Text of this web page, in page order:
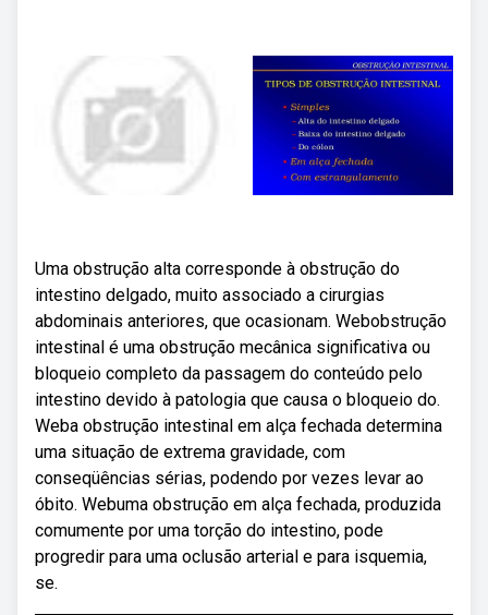
Uma obstrução alta corresponde à obstrução do
intestino delgado, muito associado a cirurgias
abdominais anteriores, que ocasionam. Webobstrução
intestinal é uma obstrução mecânica significativa ou
bloqueio completo da passagem do conteúdo pelo
intestino devido à patologia que causa o bloqueio do.
Weba obstrução intestinal em alça fechada determina
uma situação de extrema gravidade, com
conseqüências sérias, podendo por vezes levar ao
óbito. Webuma obstrução em alça fechada, produzida
comumente por uma torção do intestino, pode
progredir para uma oclusão arterial e para isquemia,
se.